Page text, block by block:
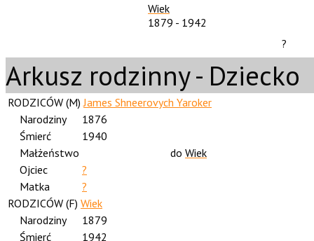
Wiek
1879 - 1942
?
Arkusz rodzinny - Dziecko
RODZICÓW (M)James Shneerovych Yaroker
Narodziny
1876
Śmierć
1940
Małżeństwo
do Wiek
Ojciec
?
Matka
?
RODZICÓW (F) Wiek
Narodziny
1879
Śmierć
1942